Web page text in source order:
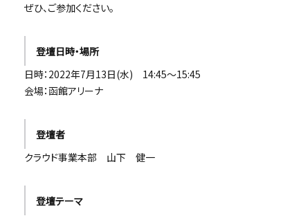
ぜひ、ご参加ください。
登壇日時・場所
日時：2022年7月13日(水) 14:45～15:45
会場：函館アリーナ
登壇者
クラウド事業本部 山下 健一
登壇テーマ